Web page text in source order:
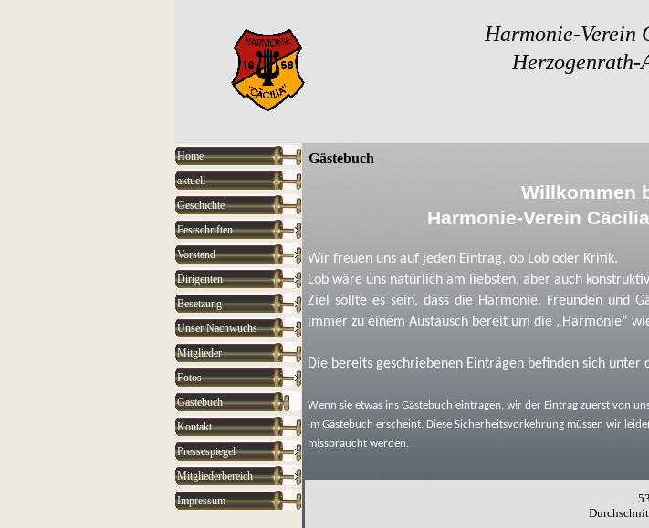
Harmonie-Verein
Herzogenrath-
Home
aktuell
Geschichte
Festschriften
Vorstand
Dirigenten
Besetzung
Unser Nachwuchs
Mitglieder
Fotos
Gästebuch
Kontakt
Pressespiegel
Mitgliederbereich
Impressum
Gästebuch
Willkommen
Harmonie-Verein
Wir freuen uns auf jeden Eintrag, ob Lob oder Kritik.
Lob wäre uns natürlich am liebsten, aber auch
Ziel sollte es sein, dass die Harmonie, Freunden und
immer zu einem Austausch bereit um die „Harmonie“
Die bereits geschriebenen Einträgen befinden sich unter
Wenn sie etwas ins Gästebuch eintragen, wir der Eintrag zuerst von
im Gästebuch erscheint. Diese Sicherheitsvorkehrung müssen wir
missbraucht werden.
53